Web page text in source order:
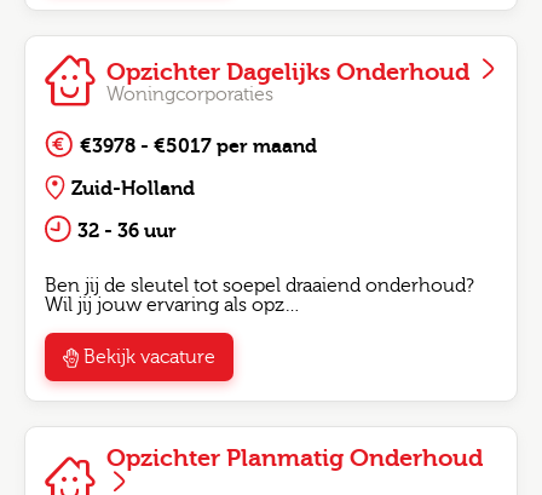
Opzichter Dagelijks Onderhoud
Woningcorporaties
€3978 - €5017 per maand
Zuid-Holland
32 - 36 uur
Ben jij de sleutel tot soepel draaiend onderhoud?
Wil jij jouw ervaring als opz…
Bekijk vacature
Opzichter Planmatig Onderhoud